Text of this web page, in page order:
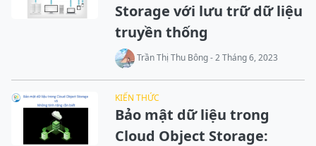
Storage với lưu trữ dữ liệu
truyền thống
Trần Thị Thu Bông - 2 Tháng 6, 2023
KIẾN THỨC
Bảo mật dữ liệu trong
Cloud Object Storage: